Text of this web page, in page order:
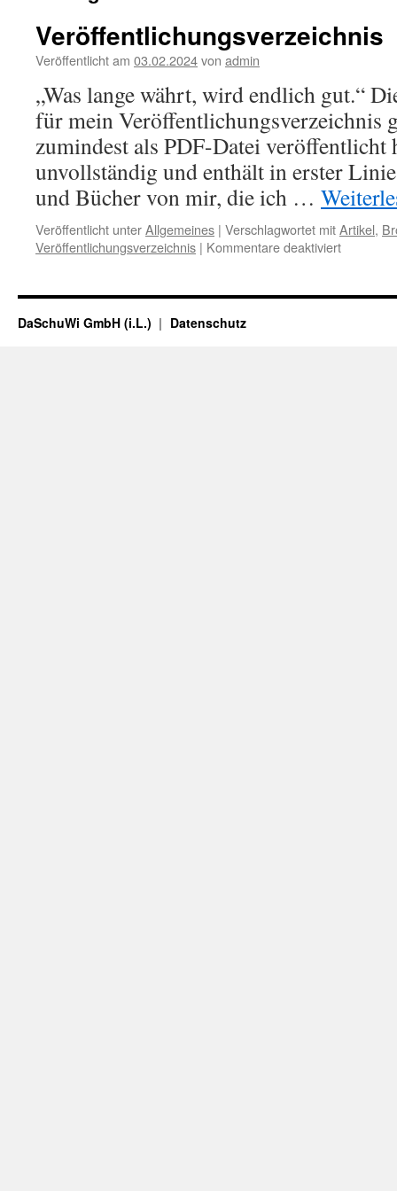
Veröffentlichungsverzeichnis
Veröffentlicht am 03.02.2024von admin
„Was lange währt, wird endlich gut.“
für mein Veröffentlichungsverzeichnis
zumindest als PDF-Datei veröffentlicht
unvollständig und enthält in erster
und Bücher von mir, die ich …
Veröffentlicht unterAllgemeines | Verschlagwortet mitArtikel,
Veröffentlichungsverzeichnis | Kommentare deaktiviertfür
DaSchuWi GmbH (i.L.) Datenschutz